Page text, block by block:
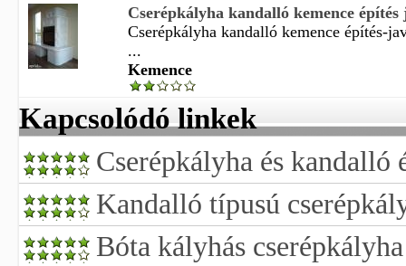
Cserépkályha kandalló kemence építés
Cserépkályha kandalló kemence építés-
...
Kemence
Kapcsolódó linkek
Cserépkályha és kandalló
Kandalló típusú
Bóta kályhás